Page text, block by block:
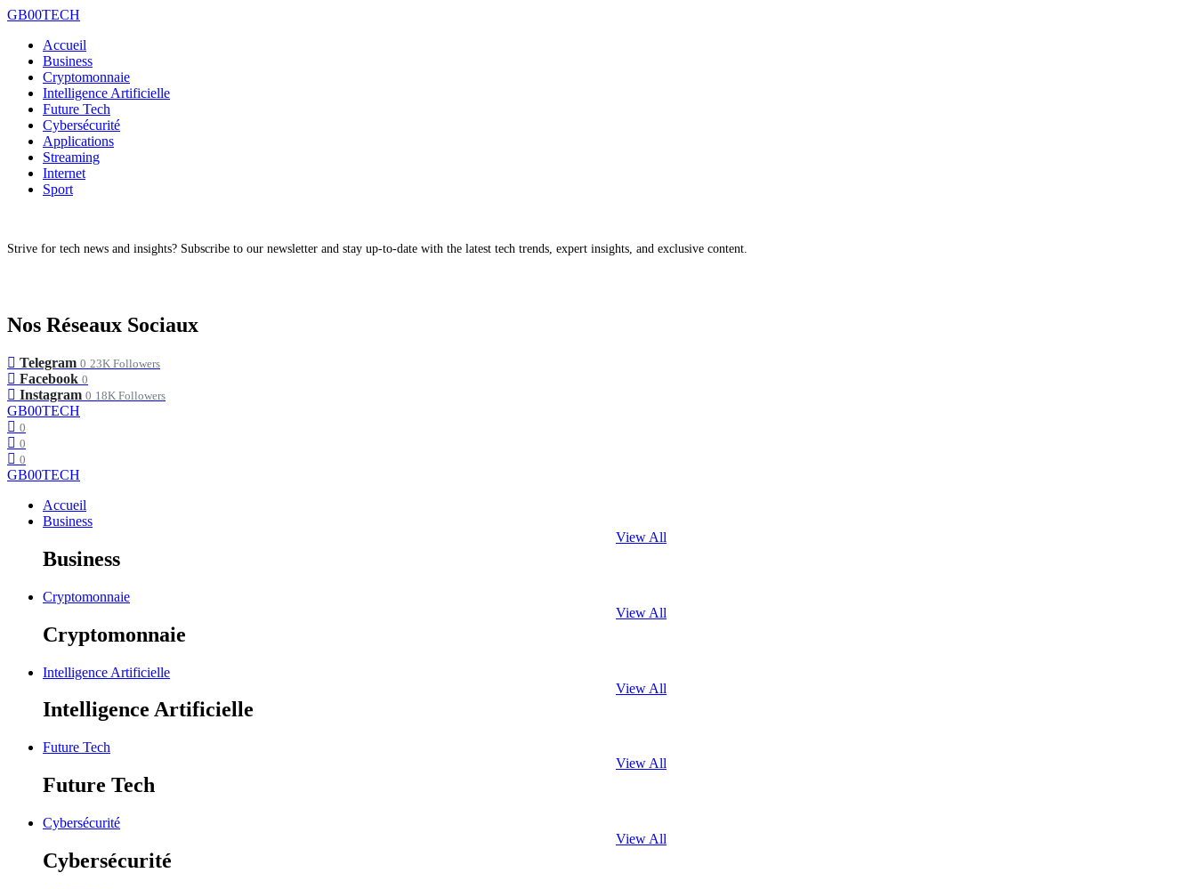
GB00TECH
Accueil
Business
Cryptomonnaie
Intelligence Artificielle
Future Tech
Cybersécurité
Applications
Streaming
Internet
Sport
Strive for tech news and insights? Subscribe to our newsletter and stay up-to-date with the latest tech trends, expert insights, and exclusive content.
Nos Réseaux Sociaux
Telegram 0 23K Followers
Facebook 0
Instagram 0 18K Followers
GB00TECH
0
0
0
GB00TECH
Accueil
Business
Business
View All
Cryptomonnaie
Cryptomonnaie
View All
Intelligence Artificielle
Intelligence Artificielle
View All
Future Tech
Future Tech
View All
Cybersécurité
Cybersécurité
View All